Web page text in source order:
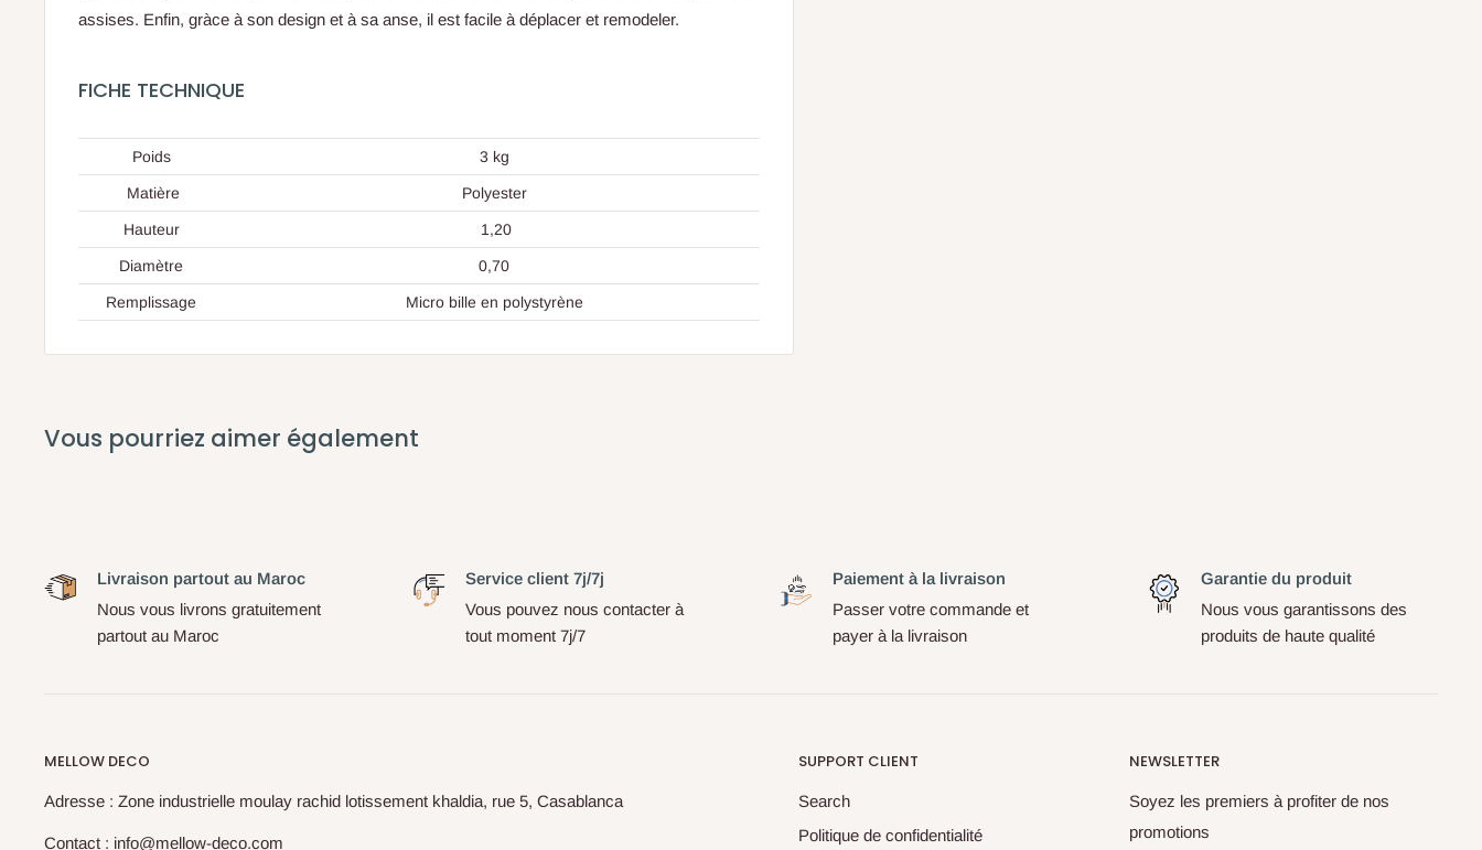
assises. Enfin, gràce à son design et à sa anse, il est facile à déplacer et remodeler.
FICHE TECHNIQUE
Poids 3 kg
Matière Polyester
Hauteur 1,20
Diamètre 0,70
Remplissage Micro bille en polystyrène
Vous pourriez aimer également
Livraison partout au Maroc
Nous vous livrons gratuitement
partout au Maroc
Service client 7j/7j
Vous pouvez nous contacter à
tout moment 7j/7
Paiement à la livraison
Passer votre commande et
payer à la livraison
Garantie du produit
Nous vous garantissons des
produits de haute qualité
MELLOW DECO
Adresse : Zone industrielle moulay rachid lotissement khaldia, rue 5, Casablanca
Contact : info@mellow-deco.com
SUPPORT CLIENT
Search
Politique de confidentialité
NEWSLETTER
Soyez les premiers à profiter de nos
promotions